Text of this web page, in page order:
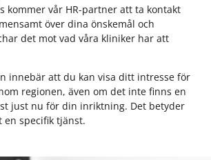
kommer vår HR-partner att ta kontakt
över dina önskemål och
det mot vad våra kliniker har att
innebär att du kan visa ditt intresse för
regionen, även om det inte finns en
just nu för din inriktning. Det betyder
en specifik tjänst.